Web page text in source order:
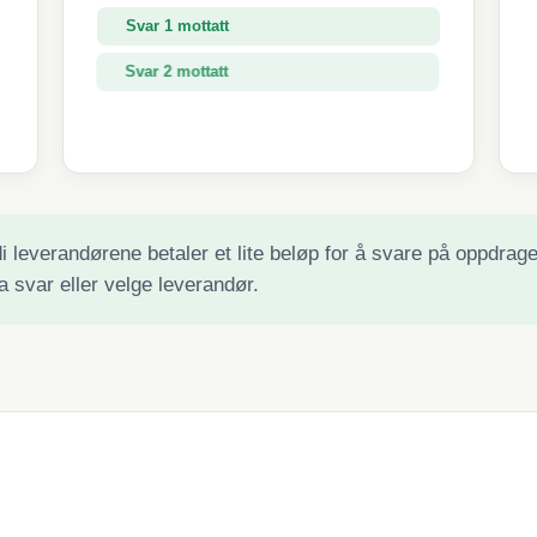
Svar 1 mottatt
Svar 2 mottatt
leverandørene betaler et lite beløp for å svare på
svar eller velge leverandør.